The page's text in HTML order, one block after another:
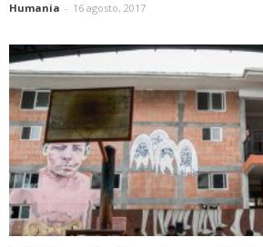
Humania - 16 agosto, 2017